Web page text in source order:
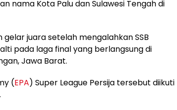
nama Kota Palu dan Sulawesi Tengah di
juara setelah mengalahkan SSB
pada laga final yang berlangsung di
Jawa Barat.
(EPA) Super League Persija tersebut diikuti